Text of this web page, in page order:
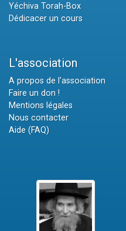
Yéchiva Torah-Box
Dédicacer un cours
L'association
A propos de l'association
Faire un don !
Mentions légales
Nous contacter
Aide (FAQ)